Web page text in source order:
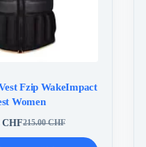
Fzip WakeImpact
Women
215.00CHF
Ursprünglicher
Preis
CHFAktueller
Preis